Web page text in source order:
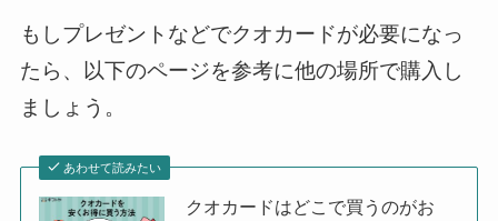
もしプレゼントなどでクオカードが必要になっ
たら、以下のページを参考に他の場所で購入し
ましょう。
あわせて読みたい
クオカードはどこで買うのがお